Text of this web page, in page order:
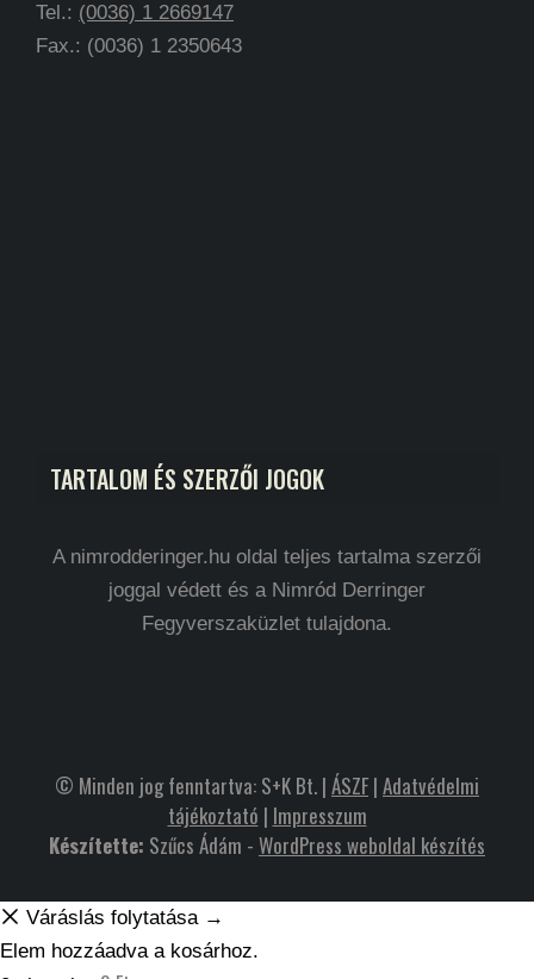
Tel.: (0036) 1 2669147
Fax.: (0036) 1 2350643
TARTALOM ÉS SZERZŐI JOGOK
A nimrodderinger.hu oldal teljes tartalma szerzői
joggal védett és a Nimród Derringer
Fegyverszaküzlet tulajdona.
© Minden jog fenntartva: S+K Bt. | ÁSZF| Adatvédelmi
tájékoztató | Impresszum
Készítette: Szűcs Ádám - WordPress weboldal készítés
Váráslás folytatása →
Elem hozzáadva a kosárhoz.